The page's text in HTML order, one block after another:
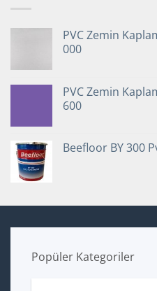
PVC Zemin
000
PVC Zemin
600
Beefloor BY 300
Popüler Kategoriler